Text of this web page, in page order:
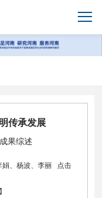
传承发展
果综述
娟、杨波、李丽
点击
】